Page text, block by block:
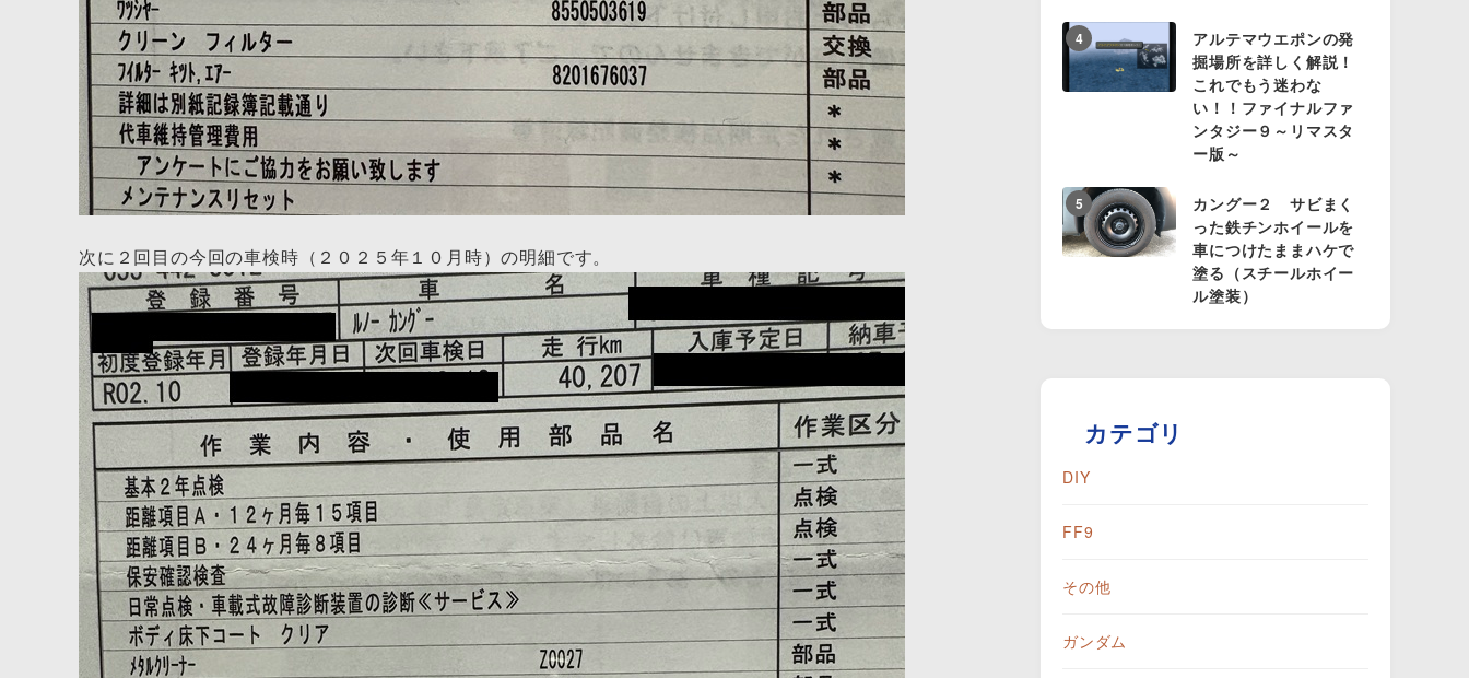
次に２回目の今回の車検時（２０２５年１０月時）の明細です。
4
アルテマウエポンの発
掘場所を詳しく解説！
これでもう迷わな
い！！ファイナルファ
ンタジー９～リマスタ
ー版～
5
カングー２ サビまく
った鉄チンホイールを
車につけたままハケで
塗る（スチールホイー
ル塗装）
カテゴリ
DIY
FF9
その他
ガンダム